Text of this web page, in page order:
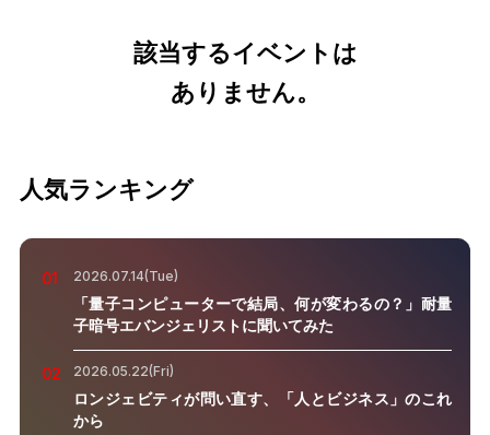
#サプライチェーン
#孤独#宇宙
該当するイベントは
ありません。
人気ランキング
01 2026.07.14(Tue)
「量子コンピューターで結局、何が変わるの？」耐量
子暗号エバンジェリストに聞いてみた
02 2026.05.22(Fri)
ロンジェビティが問い直す、「人とビジネス」のこれ
から